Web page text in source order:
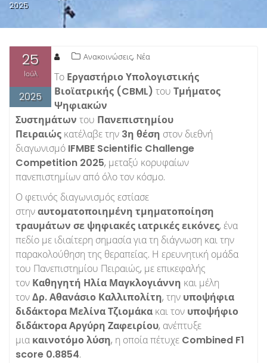
2025
25
Ιούλ
2025
Ανακοινώσεις, Νέα
Το Εργαστήριο Υπολογιστικής
Βιοϊατρικής (CBML) του Τμήματος
Ψηφιακών
Συστημάτων του Πανεπιστημίου
Πειραιώς κατέλαβε την 3η θέση στον διεθνή
διαγωνισμό IFMBE Scientific Challenge
Competition 2025, μεταξύ κορυφαίων
πανεπιστημίων από όλο τον κόσμο.
Ο φετινός διαγωνισμός εστίασε
στηναυτοματοποιημένη τμηματοποίηση
τραυμάτων σε ψηφιακές ιατρικές εικόνες, ένα
πεδίο με ιδιαίτερη σημασία για τη διάγνωση και την
παρακολούθηση της θεραπείας. Η ερευνητική ομάδα
του Πανεπιστημίου Πειραιώς, με επικεφαλής
τον Καθηγητή Ηλία Μαγκλογιάννη και μέλη
τονΔρ. Αθανάσιο Καλλιπολίτη, την υποψήφια
διδάκτορα Μελίνα Τζιομάκα και τον υποψήφιο
διδάκτορα Αργύρη Ζαφειρίου, ανέπτυξε
μια καινοτόμο λύση, η οποία πέτυχε Combined F1
score 0.8854.